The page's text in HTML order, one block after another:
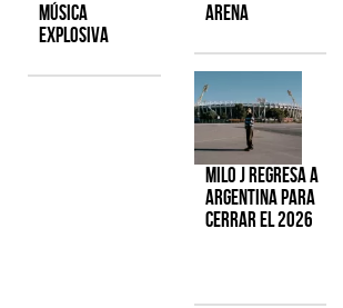
música
explosiva
Arena
Milo J regresa a
Argentina para
cerrar el 2026